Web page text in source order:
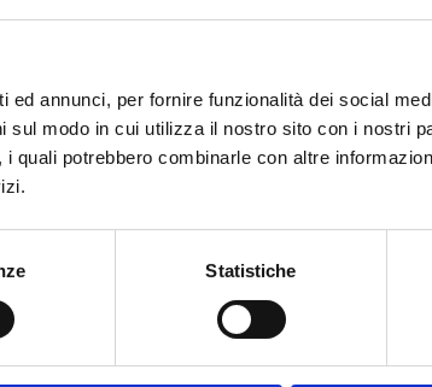
annunci, per fornire funzionalità dei social
sul modo in cui utilizza il nostro sito con i nostri
quali potrebbero combinarle con altre
Statistiche